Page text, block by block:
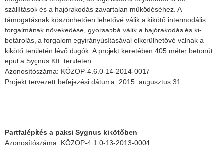
szállítások és a hajórakodás zavartalan működéséhez. A
támogatásnak köszönhetően lehetővé válik a kikötő intermodális
forgalmának növekedése, gyorsabbá válik a hajórakodás és ki-
betárolás, a forgalom egyirányúsításával elkerülhetővé válnak a
kikötő területén lévő dugók. A projekt keretében 405 méter betonút
épül a Sygnus Kft. területén.
Azonosítószáma: KÖZOP-4.6.0-14-2014-0017
Projekt tervezett befejezési dátuma: 2015. augusztus 31.
Partfalépítés a paksi Sygnus kikötőben
Azonosítószáma: KÖZOP-4.1.0-13-2013-0004